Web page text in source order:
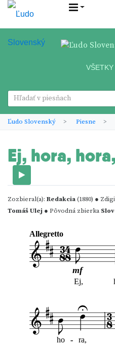
Ľudo Slovenský Piesne
Ej, hora,
Zozbieral(a): Redakcia(1880) ●
Tomáš Ulej ● Pôvodná zbierka
Ej,
mf
Allegretto
ho ra,
-
-